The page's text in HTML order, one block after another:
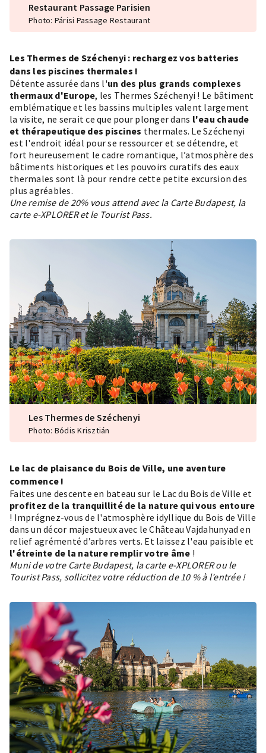
Restaurant Passage Parisien
Photo: Párisi Passage Restaurant
Les Thermes de Széchenyi : rechargez vos batteries
dans les piscines thermales !
Détente assurée dans l'un des plus grands complexes
thermaux d'Europe, les Thermes Széchenyi ! Le bâtiment
emblématique et les bassins multiples valent largement
la visite, ne serait ce que pour plonger dans l'eau chaude
et thérapeutique des piscines thermales. Le Széchenyi
est l'endroit idéal pour se ressourcer et se détendre, et
fort heureusement le cadre romantique, l’atmosphère des
bâtiments historiques et les pouvoirs curatifs des eaux
thermales sont là pour rendre cette petite excursion des
plus agréables.
Une remise de 20% vous attend avec la Carte Budapest, la
carte e-XPLORER et le Tourist Pass.
Les Thermes de Széchenyi
Photo: Bódis Krisztián
Le lac de plaisance du Bois de Ville, une aventure
commence !
Faites une descente en bateau sur le Lac du Bois de Ville et
profitez de la tranquillité de la nature qui vous entoure
! Imprégnez-vous de l'atmosphère idyllique du Bois de Ville
dans un décor majestueux avec le Château Vajdahunyad en
relief agrémenté d’arbres verts. Et laissez l'eau paisible et
l'étreinte de la nature remplir votre âme !
Muni de votre Carte Budapest, la carte e-XPLORER ou le
Tourist Pass, sollicitez votre réduction de 10 % à l’entrée !